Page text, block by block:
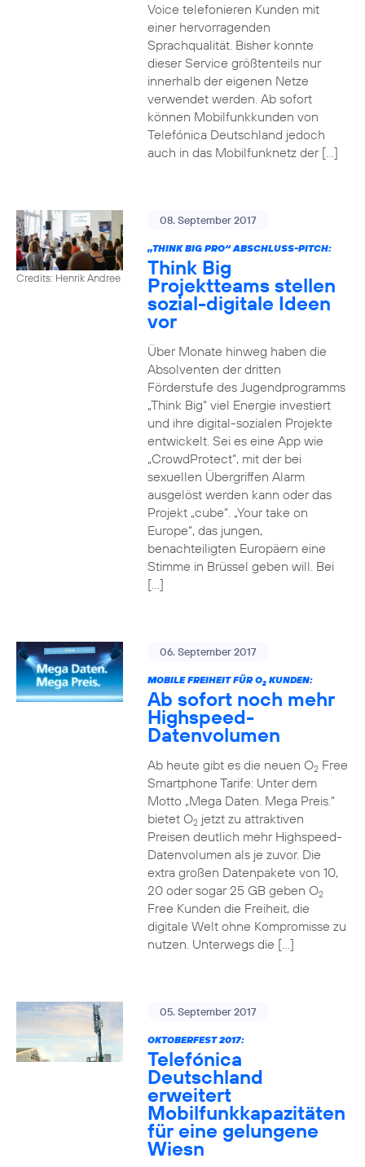
Voice telefonieren Kunden mit
einer hervorragenden
Sprachqualität. Bisher konnte
dieser Service größtenteils nur
innerhalb der eigenen Netze
verwendet werden. Ab sofort
können Mobilfunkkunden von
Telefónica Deutschland jedoch
auch in das Mobilfunknetz der […]
Credits: Henrik Andree
08. September 2017
„THINK BIG PRO“ ABSCHLUSS-PITCH:
Think Big
Projektteams stellen
sozial-digitale Ideen
vor
Über Monate hinweg haben die
Absolventen der dritten
Förderstufe des Jugendprogramms
„Think Big“ viel Energie investiert
und ihre digital-sozialen Projekte
entwickelt. Sei es eine App wie
„CrowdProtect“, mit der bei
sexuellen Übergriffen Alarm
ausgelöst werden kann oder das
Projekt „cube“. „Your take on
Europe“, das jungen,
benachteiligten Europäern eine
Stimme in Brüssel geben will. Bei
[…]
06. September 2017
MOBILE FREIHEIT FÜR O2KUNDEN:
Ab sofort noch mehr
Highspeed-
Datenvolumen
Ab heute gibt es die neuen O2Free
Smartphone Tarife: Unter dem
Motto „Mega Daten. Mega Preis.“
bietet O2jetzt zu attraktiven
Preisen deutlich mehr Highspeed-
Datenvolumen als je zuvor. Die
extra großen Datenpakete von 10,
20 oder sogar 25 GB geben O2
Free Kunden die Freiheit, die
digitale Welt ohne Kompromisse zu
nutzen. Unterwegs die […]
05. September 2017
OKTOBERFEST 2017:
Telefónica
Deutschland
erweitert
Mobilfunkkapazitäten
für eine gelungene
Wiesn